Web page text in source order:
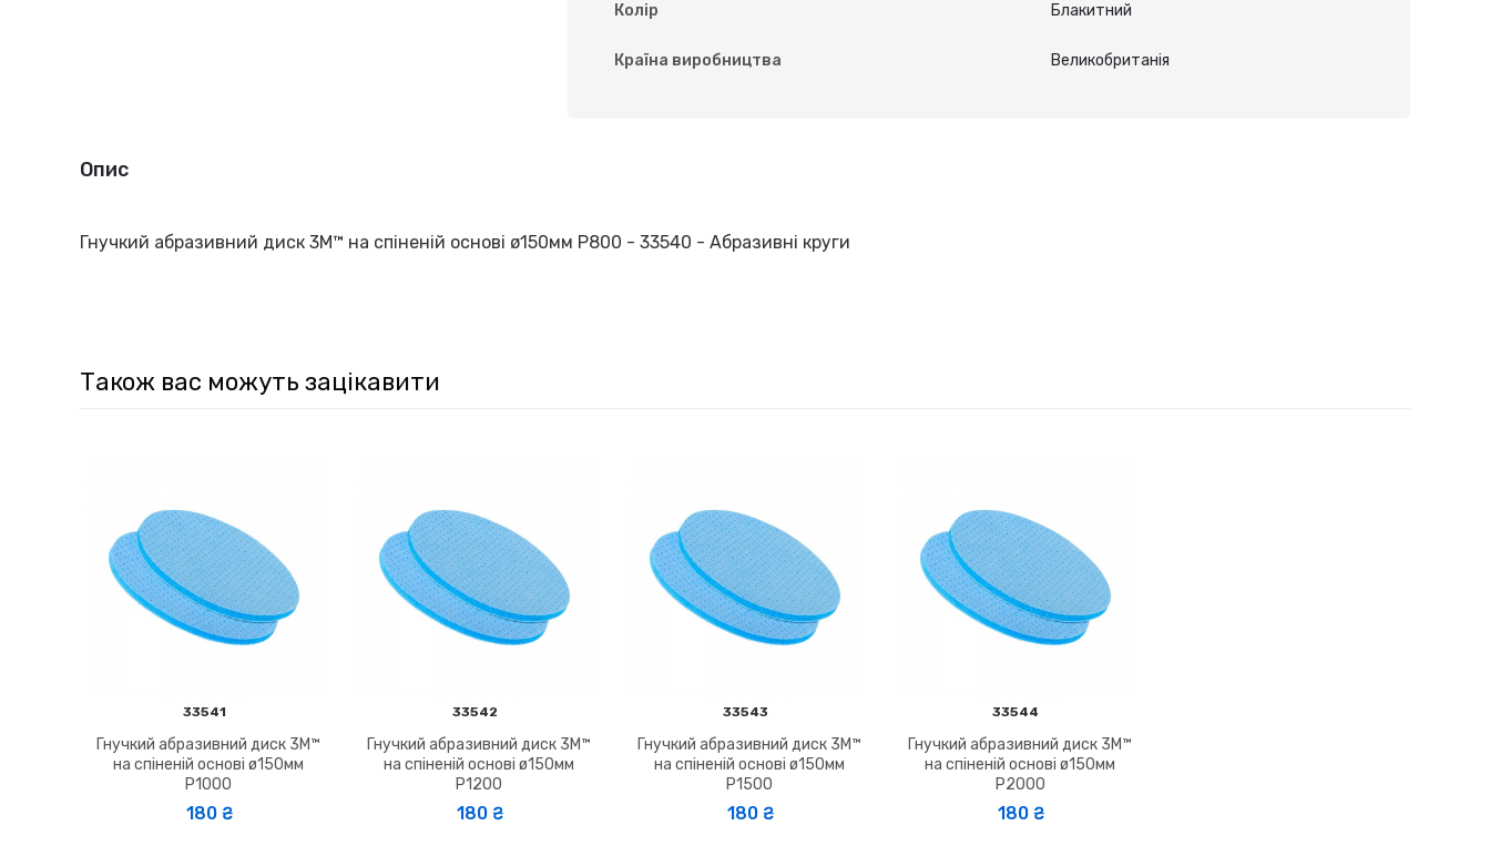
Колір Блакитний
Країна виробництва Великобританія
Опис
Гнучкий абразивний диск 3M™ на спіненій основі ø150мм P800 - 33540 - Абразивні круги
Також вас можуть зацікавити
33541
Гнучкий абразивний диск 3M™
на спіненій основі ø150мм
P1000
180 ₴
33542
Гнучкий абразивний диск 3M™
на спіненій основі ø150мм
P1200
180 ₴
33543
Гнучкий абразивний диск 3M™
на спіненій основі ø150мм
P1500
180 ₴
33544
Гнучкий абразивний диск 3M™
на спіненій основі ø150мм
P2000
180 ₴